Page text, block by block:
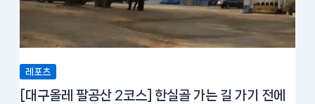
레포츠
[대구올레 팔공산 2코스] 한실골 가는 길 가기 전에